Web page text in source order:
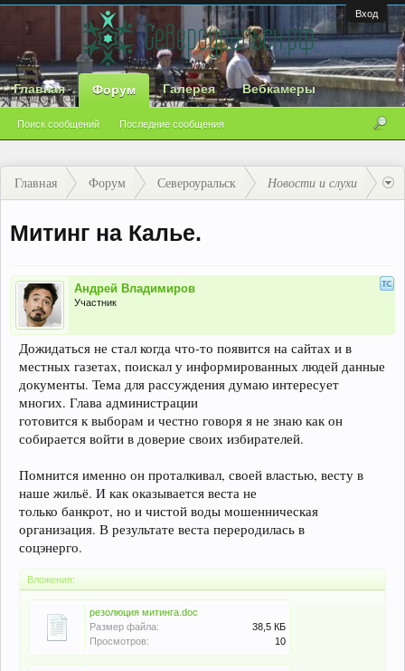
Вход
Главная Форум
Поиск сообщений Последние сообщения
Галерея Вебкамеры
Главная Форум Североуральск Новости и слухи
Митинг на Калье.
Андрей Владимиров
Участник
Дожидаться не стал когда что-то появится на сайтах и в
местных газетах, поискал у информированных людей данные
документы. Тема для рассуждения думаю интересует
многих. Глава администрации
готовится к выборам и честно говоря я не знаю как он
собирается войти в доверие своих избирателей.
Помнится именно он проталкивал, своей властью, весту в
наше жильё. И как оказывается веста не
только банкрот, но и чистой воды мошенническая
организация. В результате веста переродилась в
соцэнерго.
Вложения:
резолюция митинга.doc
Размер файла:
38,5 КБ
Просмотров:
10